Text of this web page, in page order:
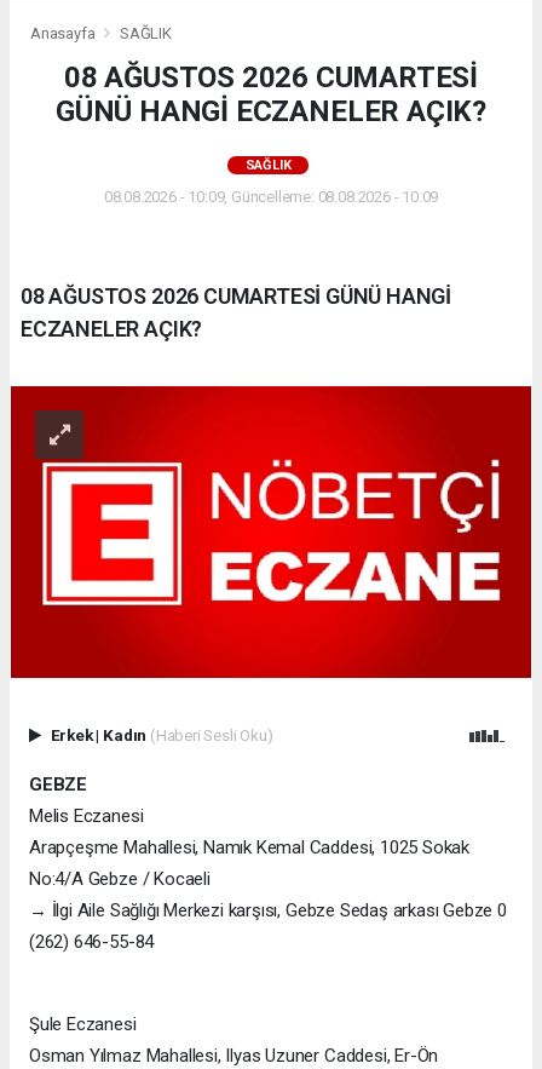
Anasayfa SAĞLIK
08 AĞUSTOS 2026 CUMARTESİ
GÜNÜ HANGİ ECZANELER AÇIK?
SAĞLIK
08.08.2026 - 10:09, Güncelleme: 08.08.2026 - 10:09
08 AĞUSTOS 2026 CUMARTESİ GÜNÜ HANGİ
ECZANELER AÇIK?
Erkek| Kadın (Haberi Sesli Oku)
GEBZE
Melis Eczanesi
Arapçeşme Mahallesi, Namık Kemal Caddesi, 1025 Sokak
No:4/A Gebze / Kocaeli
→ İlgi Aile Sağlığı Merkezi karşısı, Gebze Sedaş arkası Gebze 0
(262) 646-55-84
Şule Eczanesi
Osman Yılmaz Mahallesi, Ilyas Uzuner Caddesi, Er-Ön